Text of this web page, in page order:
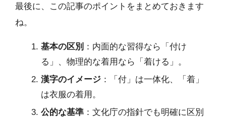
最後に、この記事のポイントをまとめておきます
ね。
基本の区別 ：内面的な習得なら「付け
る」、物理的な着用なら「着ける」。
漢字のイメージ ：「付」は一体化、「着」
は衣服の着用。
公的な基準 ：文化庁の指針でも明確に区別